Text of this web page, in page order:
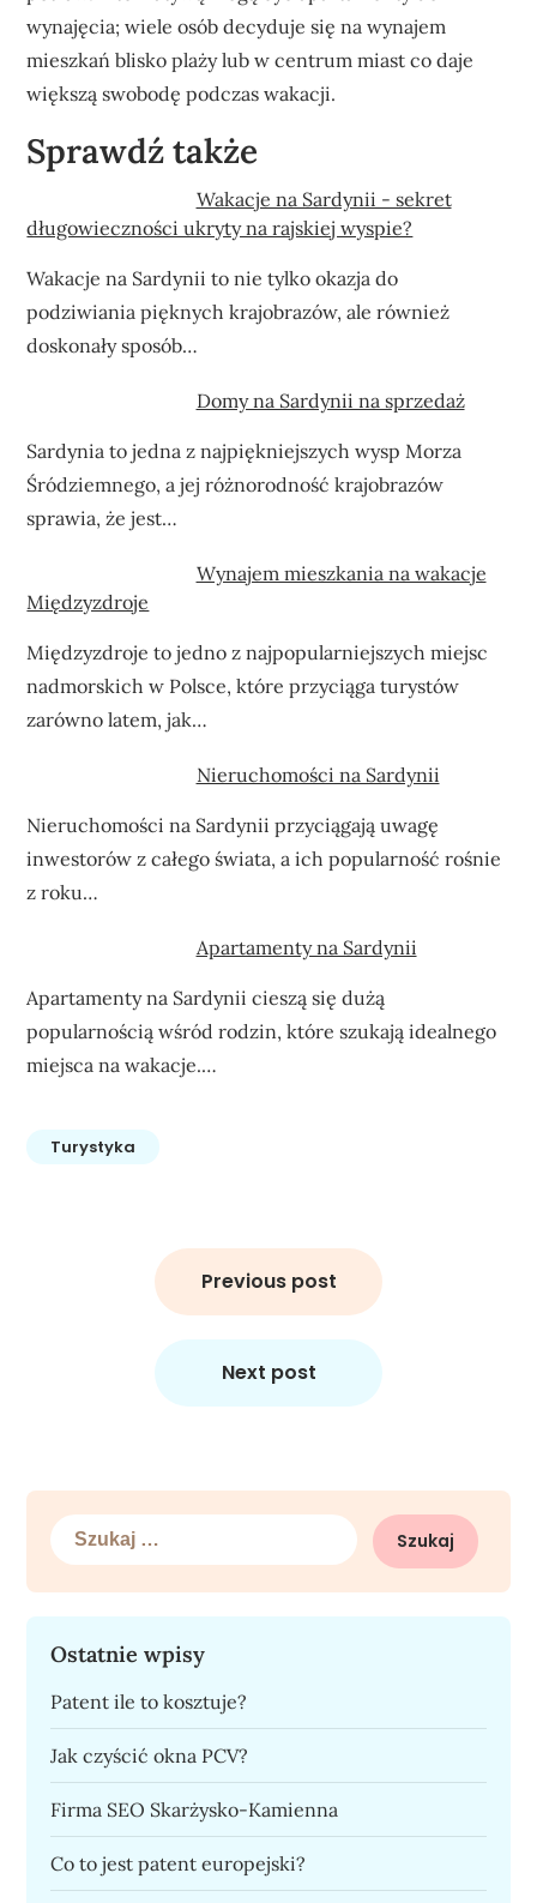
wynajęcia; wiele osób decyduje się na wynajem
mieszkań blisko plaży lub w centrum miast co daje
większą swobodę podczas wakacji.
Sprawdź także
Wakacje na Sardynii - sekret
długowieczności ukryty na rajskiej wyspie?
Wakacje na Sardynii to nie tylko okazja do
podziwiania pięknych krajobrazów, ale również
doskonały sposób…
Domy na Sardynii na sprzedaż
Sardynia to jedna z najpiękniejszych wysp Morza
Śródziemnego, a jej różnorodność krajobrazów
sprawia, że jest…
Wynajem mieszkania na wakacje
Międzyzdroje
Międzyzdroje to jedno z najpopularniejszych miejsc
nadmorskich w Polsce, które przyciąga turystów
zarówno latem, jak…
Nieruchomości na Sardynii
Nieruchomości na Sardynii przyciągają uwagę
inwestorów z całego świata, a ich popularność rośnie
z roku…
Apartamenty na Sardynii
Apartamenty na Sardynii cieszą się dużą
popularnością wśród rodzin, które szukają idealnego
miejsca na wakacje.…
Turystyka
Previous post
Next post
Szukaj:
Ostatnie wpisy
Patent ile to kosztuje?
Jak czyścić okna PCV?
Firma SEO Skarżysko-Kamienna
Co to jest patent europejski?